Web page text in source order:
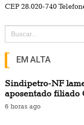
CEP 28.020-740
Search
for:
EM ALTA
Sindipetro-NF
aposentado filiado
6 horas ago